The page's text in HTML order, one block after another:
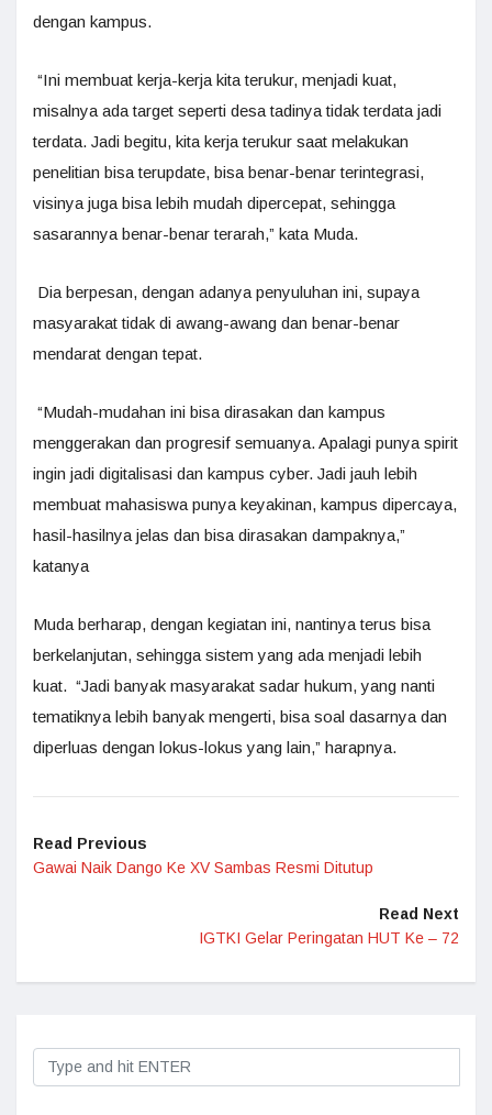
dengan kampus.
“Ini membuat kerja-kerja kita terukur, menjadi kuat,
misalnya ada target seperti desa tadinya tidak terdata jadi
terdata. Jadi begitu, kita kerja terukur saat melakukan
penelitian bisa terupdate, bisa benar-benar terintegrasi,
visinya juga bisa lebih mudah dipercepat, sehingga
sasarannya benar-benar terarah,” kata Muda.
Dia berpesan, dengan adanya penyuluhan ini, supaya
masyarakat tidak di awang-awang dan benar-benar
mendarat dengan tepat.
“Mudah-mudahan ini bisa dirasakan dan kampus
menggerakan dan progresif semuanya. Apalagi punya spirit
ingin jadi digitalisasi dan kampus cyber. Jadi jauh lebih
membuat mahasiswa punya keyakinan, kampus dipercaya,
hasil-hasilnya jelas dan bisa dirasakan dampaknya,”
katanya
Muda berharap, dengan kegiatan ini, nantinya terus bisa
berkelanjutan, sehingga sistem yang ada menjadi lebih
kuat. “Jadi banyak masyarakat sadar hukum, yang nanti
tematiknya lebih banyak mengerti, bisa soal dasarnya dan
diperluas dengan lokus-lokus yang lain,” harapnya.
Read Previous
Gawai Naik Dango Ke XV Sambas Resmi Ditutup
Read Next
IGTKI Gelar Peringatan HUT Ke – 72